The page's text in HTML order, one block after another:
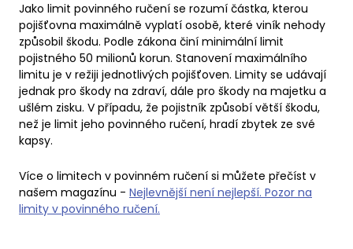
Jako limit povinného ručení se rozumí částka, kterou
pojišťovna maximálně vyplatí osobě, které viník nehody
způsobil škodu. Podle zákona činí minimální limit
pojistného 50 milionů korun. Stanovení maximálního
limitu je v režiji jednotlivých pojišťoven. Limity se udávají
jednak pro škody na zdraví, dále pro škody na majetku a
ušlém zisku. V případu, že pojistník způsobí větší škodu,
než je limit jeho povinného ručení, hradí zbytek ze své
kapsy.
Více o limitech v povinném ručení si můžete přečíst v
našem magazínu - Nejlevnější není nejlepší. Pozor na
limity v povinného ručení.